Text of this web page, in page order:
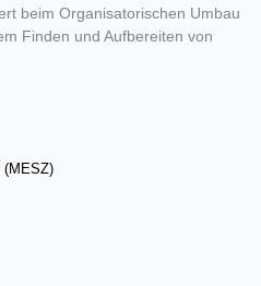
beim Organisatorischen Umbau
Finden und Aufbereiten von
(MESZ)